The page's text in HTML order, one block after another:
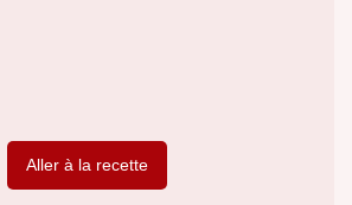
Aller à la recette